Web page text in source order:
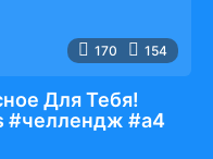
170 154
Для Тебя!
#челлендж #а4